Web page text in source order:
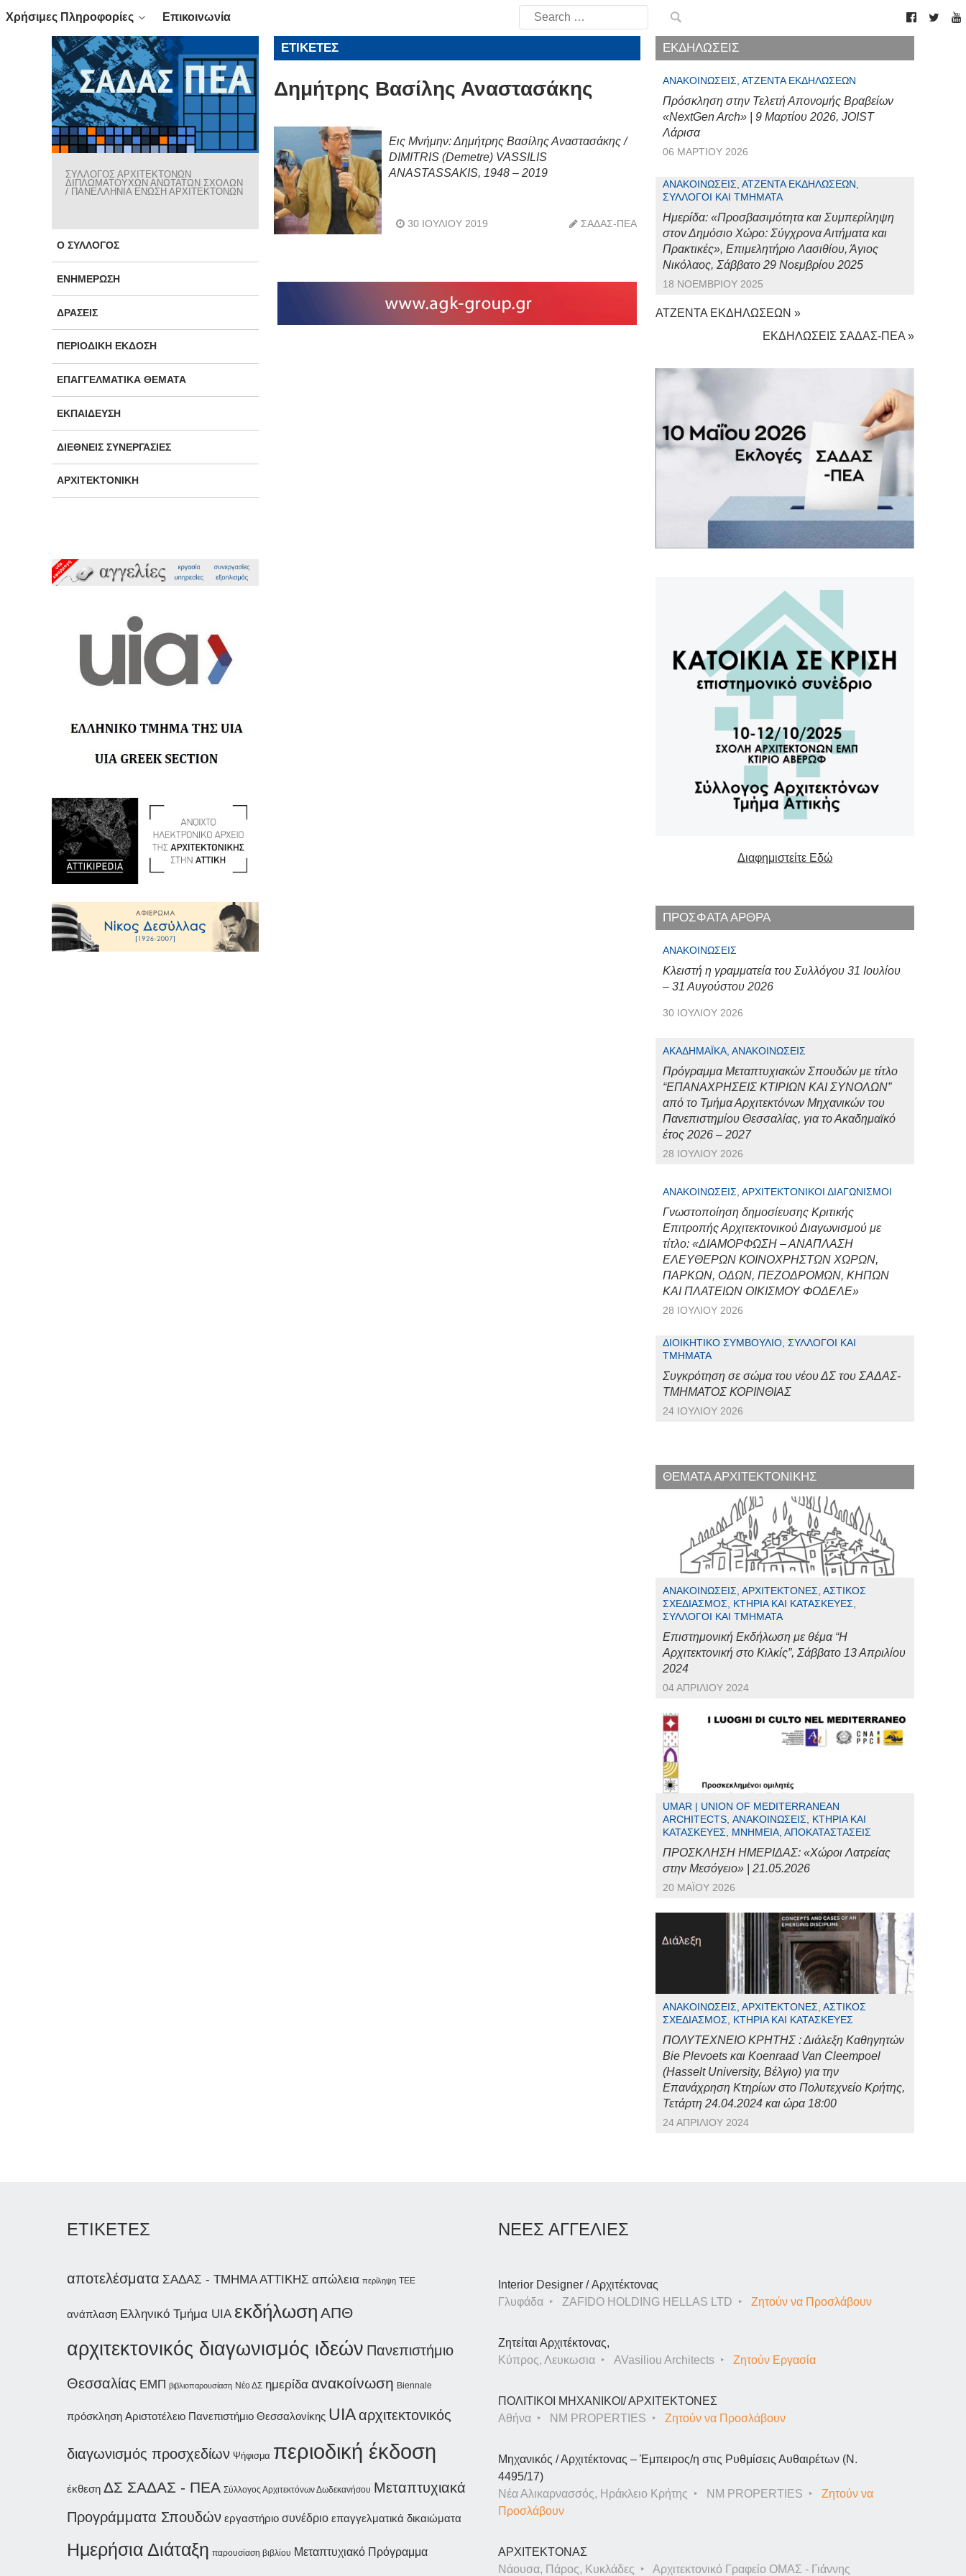
Χρήσιμες Πληροφορίες Επικοινωνία
Search
for:
ΣΥΛΛΟΓΟΣ ΑΡΧΙΤΕΚΤΟΝΩΝ
ΔΙΠΛΩΜΑΤΟΥΧΩΝ ΑΝΩΤΑΤΩΝ ΣΧΟΛΩΝ
/ ΠΑΝΕΛΛΗΝΙΑ ΕΝΩΣΗ ΑΡΧΙΤΕΚΤΟΝΩΝ
Ο ΣΎΛΛΟΓΟΣ
ΕΝΗΜΈΡΩΣΗ
ΔΡΆΣΕΙΣ
ΠΕΡΙΟΔΙΚΉ ΈΚΔΟΣΗ
ΕΠΑΓΓΕΛΜΑΤΙΚΆ ΘΈΜΑΤΑ
ΕΚΠΑΊΔΕΥΣΗ
ΔΙΕΘΝΕΊΣ ΣΥΝΕΡΓΑΣΊΕΣ
ΑΡΧΙΤΕΚΤΟΝΙΚΉ
ΕΤΙΚΈΤΕΣ
Δημήτρης Βασίλης Αναστασάκης
Εις Μνήμην: Δημήτρης Βασίλης Αναστασάκης /
DIMITRIS (Demetre) VASSILIS
ANASTASSAKIS, 1948 – 2019
30 ΙΟΥΛΊΟΥ 2019 ΣΑΔΑΣ-ΠΕΑ
ΕΚΔΗΛΩΣΕΙΣ
ΑΝΑΚΟΙΝΏΣΕΙΣ, ΑΤΖΈΝΤΑ ΕΚΔΗΛΏΣΕΩΝ
Πρόσκληση στην Τελετή Απονομής Βραβείων
«NextGen Arch» | 9 Μαρτίου 2026, JOIST
Λάρισα
06 ΜΑΡΤΊΟΥ 2026
ΑΝΑΚΟΙΝΏΣΕΙΣ, ΑΤΖΈΝΤΑ ΕΚΔΗΛΏΣΕΩΝ,
ΣΎΛΛΟΓΟΙ ΚΑΙ ΤΜΉΜΑΤΑ
Ημερίδα: «Προσβασιμότητα και Συμπερίληψη
στον Δημόσιο Χώρο: Σύγχρονα Αιτήματα και
Πρακτικές», Επιμελητήριο Λασιθίου, Άγιος
Νικόλαος, Σάββατο 29 Νοεμβρίου 2025
18 ΝΟΕΜΒΡΊΟΥ 2025
ΑΤΖΕΝΤΑ ΕΚΔΗΛΩΣΕΩΝ »
ΕΚΔΗΛΩΣΕΙΣ ΣΑΔΑΣ-ΠΕΑ »
Διαφημιστείτε Εδώ
ΠΡΟΣΦΑΤΑ ΑΡΘΡΑ
ΑΝΑΚΟΙΝΏΣΕΙΣ
Κλειστή η γραμματεία του Συλλόγου 31 Ιουλίου
– 31 Αυγούστου 2026
30 ΙΟΥΛΊΟΥ 2026
ΑΚΑΔΗΜΑΪΚΆ, ΑΝΑΚΟΙΝΏΣΕΙΣ
Πρόγραμμα Μεταπτυχιακών Σπουδών με τίτλο
“ΕΠΑΝΑΧΡΗΣΕΙΣ ΚΤΙΡΙΩΝ ΚΑΙ ΣΥΝΟΛΩΝ”
από το Τμήμα Αρχιτεκτόνων Μηχανικών του
Πανεπιστημίου Θεσσαλίας, για το Ακαδημαϊκό
έτος 2026 – 2027
28 ΙΟΥΛΊΟΥ 2026
ΑΝΑΚΟΙΝΏΣΕΙΣ, ΑΡΧΙΤΕΚΤΟΝΙΚΟΊ ΔΙΑΓΩΝΙΣΜΟΊ
Γνωστοποίηση δημοσίευσης Κριτικής
Επιτροπής Αρχιτεκτονικού Διαγωνισμού με
τίτλο: «ΔΙΑΜΟΡΦΩΣΗ – ΑΝΑΠΛΑΣΗ
ΕΛΕΥΘΕΡΩΝ ΚΟΙΝΟΧΡΗΣΤΩΝ ΧΩΡΩΝ,
ΠΑΡΚΩΝ, ΟΔΩΝ, ΠΕΖΟΔΡΟΜΩΝ, ΚΗΠΩΝ
ΚΑΙ ΠΛΑΤΕΙΩΝ ΟΙΚΙΣΜΟΥ ΦΟΔΕΛΕ»
28 ΙΟΥΛΊΟΥ 2026
ΔΙΟΙΚΗΤΙΚΌ ΣΥΜΒΟΎΛΙΟ, ΣΎΛΛΟΓΟΙ ΚΑΙ
ΤΜΉΜΑΤΑ
Συγκρότηση σε σώμα του νέου ΔΣ του ΣΑΔΑΣ-
ΤΜΗΜΑΤΟΣ ΚΟΡΙΝΘΙΑΣ
24 ΙΟΥΛΊΟΥ 2026
ΘΕΜΑΤΑ ΑΡΧΙΤΕΚΤΟΝΙΚΗΣ
ΑΝΑΚΟΙΝΏΣΕΙΣ, ΑΡΧΙΤΈΚΤΟΝΕΣ, ΑΣΤΙΚΌΣ
ΣΧΕΔΙΑΣΜΌΣ, ΚΤΉΡΙΑ ΚΑΙ ΚΑΤΑΣΚΕΥΈΣ,
ΣΎΛΛΟΓΟΙ ΚΑΙ ΤΜΉΜΑΤΑ
Επιστημονική Εκδήλωση με θέμα “Η
Αρχιτεκτονική στο Κιλκίς”, Σάββατο 13 Απριλίου
2024
04 ΑΠΡΙΛΊΟΥ 2024
UMAR | UNION OF MEDITERRANEAN
ARCHITECTS, ΑΝΑΚΟΙΝΏΣΕΙΣ, ΚΤΉΡΙΑ ΚΑΙ
ΚΑΤΑΣΚΕΥΈΣ, ΜΝΗΜΕΊΑ, ΑΠΟΚΑΤΑΣΤΆΣΕΙΣ
ΠΡΟΣΚΛΗΣΗ ΗΜΕΡΙΔΑΣ: «Χώροι Λατρείας
στην Μεσόγειο» | 21.05.2026
20 ΜΑΪ́ΟΥ 2026
ΑΝΑΚΟΙΝΏΣΕΙΣ, ΑΡΧΙΤΈΚΤΟΝΕΣ, ΑΣΤΙΚΌΣ
ΣΧΕΔΙΑΣΜΌΣ, ΚΤΉΡΙΑ ΚΑΙ ΚΑΤΑΣΚΕΥΈΣ
ΠΟΛΥΤΕΧΝΕΙΟ ΚΡΗΤΗΣ : Διάλεξη Καθηγητών
Bie Plevoets και Koenraad Van Cleempoel
(Hasselt University, Βέλγιο) για την
Επανάχρηση Κτηρίων στο Πολυτεχνείο Κρήτης,
Τετάρτη 24.04.2024 και ώρα 18:00
24 ΑΠΡΙΛΊΟΥ 2024
ΕΤΙΚΕΤΕΣ
αποτελέσματα ΣΑΔΑΣ - ΤΜΗΜΑ ΑΤΤΙΚΗΣ απώλεια περίληψη ΤΕΕ
ανάπλαση Ελληνικό Τμήμα UIA εκδήλωση ΑΠΘ
αρχιτεκτονικός διαγωνισμός ιδεών Πανεπιστήμιο
Θεσσαλίας ΕΜΠ βιβλιοπαρουσίαση Νέο ΔΣ ημερίδα ανακοίνωση Biennale
πρόσκληση Αριστοτέλειο Πανεπιστήμιο Θεσσαλονίκης UIAαρχιτεκτονικός
διαγωνισμός προσχεδίων Ψήφισμα περιοδική έκδοση
έκθεση ΔΣ ΣΑΔΑΣ - ΠΕΑ Σύλλογος Αρχιτεκτόνων Δωδεκανήσου Μεταπτυχιακά
Προγράμματα Σπουδών εργαστήριο συνέδριο επαγγελματικά δικαιώματα
Ημερήσια Διάταξη παρουσίαση βιβλίου Μεταπτυχιακό Πρόγραμμα
ΝΕΕΣ ΑΓΓΕΛΙΕΣ
Interior Designer / Αρχιτέκτονας
Γλυφάδα
ZAFIDO HOLDING HELLAS LTD Ζητούν να Προσλάβουν
Ζητείται Αρχιτέκτονας,
Κύπρος, Λευκωσια
AVasiliou Architects Ζητούν Εργασία
ΠΟΛΙΤΙΚΟΙ ΜΗΧΑΝΙΚΟΙ/ ΑΡΧΙΤΕΚΤΟΝΕΣ
Αθήνα
NM PROPERTIES Ζητούν να Προσλάβουν
Μηχανικός / Αρχιτέκτονας – Έμπειρος/η στις Ρυθμίσεις Αυθαιρέτων (Ν.
4495/17)
Νέα Αλικαρνασσός, Ηράκλειο Κρήτης
NM PROPERTIES
Ζητούν να
Προσλάβουν
ΑΡΧΙΤΕΚΤΟΝΑΣ
Νάουσα, Πάρος, Κυκλάδες
Αρχιτεκτονικό Γραφείο ΟΜΑΣ - Γιάννης